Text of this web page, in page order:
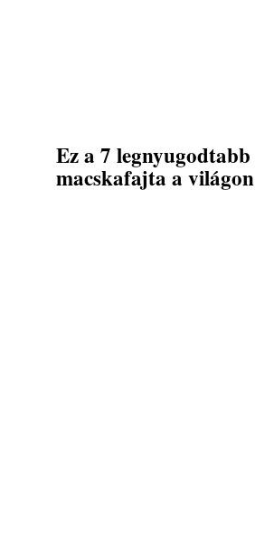
Ez a 7 legnyugodtabb
macskafajta a világon